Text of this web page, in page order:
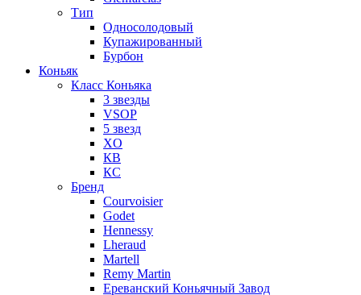
Тип
Односолодовый
Купажированный
Бурбон
Коньяк
Класс Коньяка
3 звезды
VSOP
5 звезд
XO
КВ
КС
Бренд
Courvoisier
Godet
Hennessy
Lheraud
Martell
Remy Martin
Ереванский Коньячный Завод